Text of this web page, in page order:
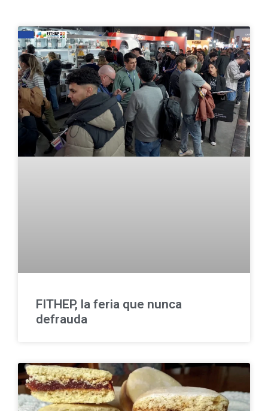
FITHEP, la feria que nunca
defrauda